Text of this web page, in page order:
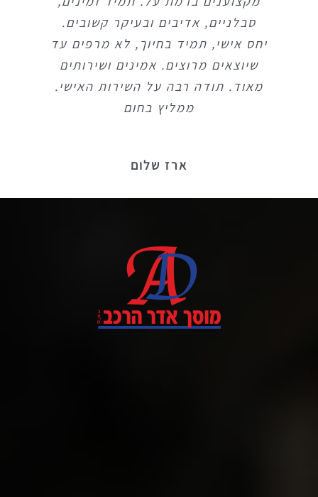
סבלניים, אדיבים ובעיקר קשובים.
יחס אישי, תמיד בחיוך, לא מרפים עד
שיוצאים מרוצים. אמינים ושירותים
מאוד. תודה רבה על השירות האישי.
ממליץ בחום
ארז שלום
סבלניים, אדיבים ובעיקר קשובים.
יחס אישי, תמיד בחיוך, לא מרפים עד
שיוצאים מרוצים. אמינים ושירותים
מאוד. תודה רבה על השירות האישי.
ממליץ בחום
ארז שלום